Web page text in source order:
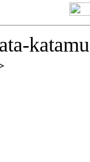
katamu